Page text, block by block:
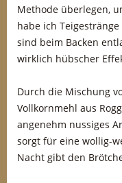
Methode überlegen,
habe ich
sind beim Backen
wirklich hübscher
Durch die Mischung
Vollkornmehl aus
angenehm nussiges
sorgt für eine wollig-
Nacht gibt den